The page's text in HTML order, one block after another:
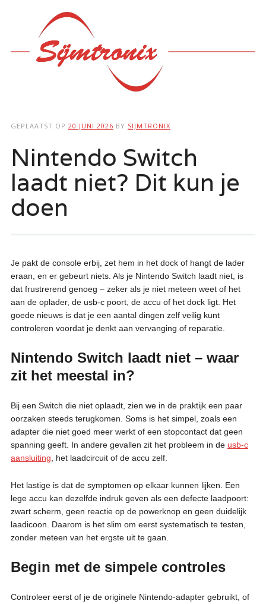
Hoofdmenu
GEPLAATST OP 20 JUNI 2026 BY SIJMTRONIX
Nintendo Switch
laadt niet? Dit kun je
doen
Je pakt de console erbij, zet hem in het dock of hangt de lader
eraan, en er gebeurt niets. Als je Nintendo Switch laadt niet, is
dat frustrerend genoeg – zeker als je niet meteen weet of het
aan de oplader, de usb-c poort, de accu of het dock ligt. Het
goede nieuws is dat je een aantal dingen zelf veilig kunt
controleren voordat je denkt aan vervanging of reparatie.
Nintendo Switch laadt niet – waar
zit het meestal in?
Bij een Switch die niet oplaadt, zien we in de praktijk een paar
oorzaken steeds terugkomen. Soms is het simpel, zoals een
adapter die niet goed meer werkt of een stopcontact dat geen
spanning geeft. In andere gevallen zit het probleem in de usb-c
aansluiting , het laadcircuit of de accu zelf.
Het lastige is dat de symptomen op elkaar kunnen lijken. Een
lege accu kan dezelfde indruk geven als een defecte laadpoort:
zwart scherm, geen reactie op de powerknop en geen duidelijk
laadicoon. Daarom is het slim om eerst systematisch te testen,
zonder meteen van het ergste uit te gaan.
Begin met de simpele controles
Controleer eerst of je de originele Nintendo-adapter gebruikt, of